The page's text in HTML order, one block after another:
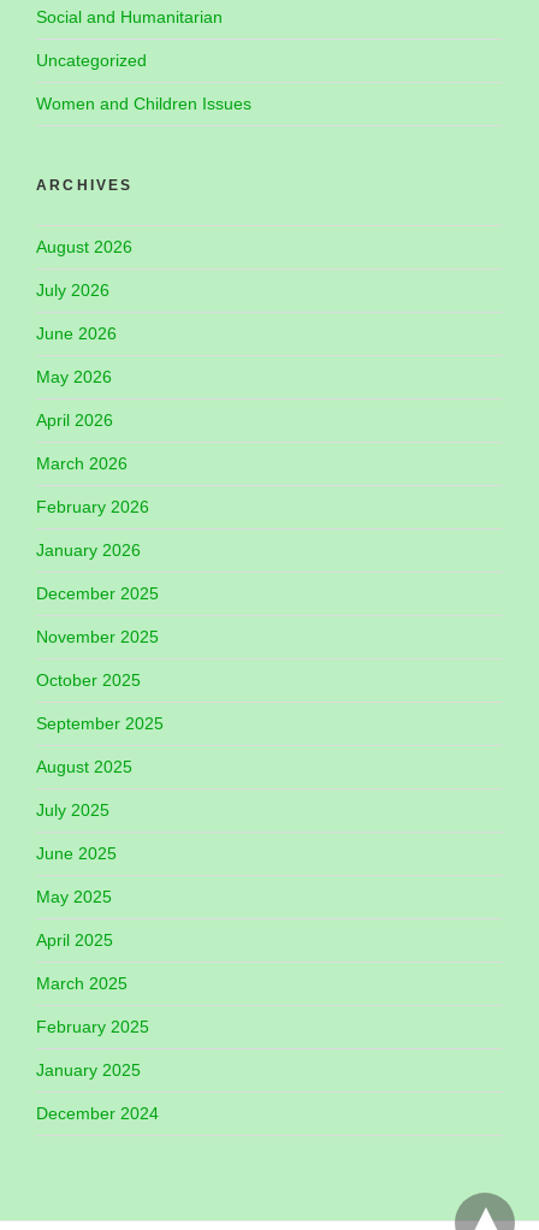
Social and Humanitarian
Uncategorized
Women and Children Issues
ARCHIVES
August 2026
July 2026
June 2026
May 2026
April 2026
March 2026
February 2026
January 2026
December 2025
November 2025
October 2025
September 2025
August 2025
July 2025
June 2025
May 2025
April 2025
March 2025
February 2025
January 2025
December 2024